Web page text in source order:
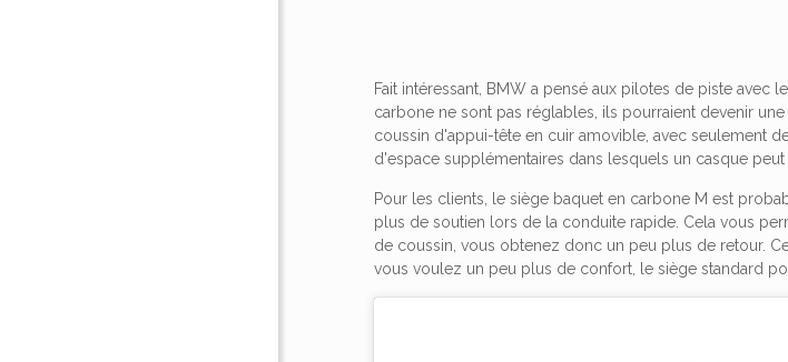
Fait intéressant, BMW a pensé aux pilotes de piste
carbone ne sont pas réglables, ils pourraient devenir
coussin d'appui-tête en cuir amovible, avec seulement
d'espace supplémentaires dans lesquels un casque peut
Pour les clients, le siège baquet en carbone M est
plus de soutien lors de la conduite rapide. Cela vous
de coussin, vous obtenez donc un peu plus de retour.
vous voulez un peu plus de confort, le siège standard